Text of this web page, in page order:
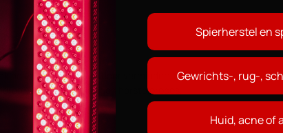
veroorzaken. Hierdoor vermindert de pijn en zwelling, en
van je lichaamseigen herstelproces.
Spierherstel en
Gewrichts-, rug-,
Huid, acne of